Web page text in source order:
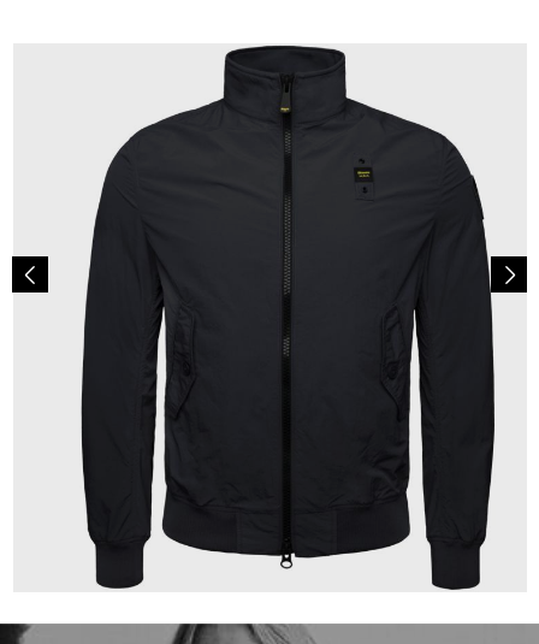
239,99 €